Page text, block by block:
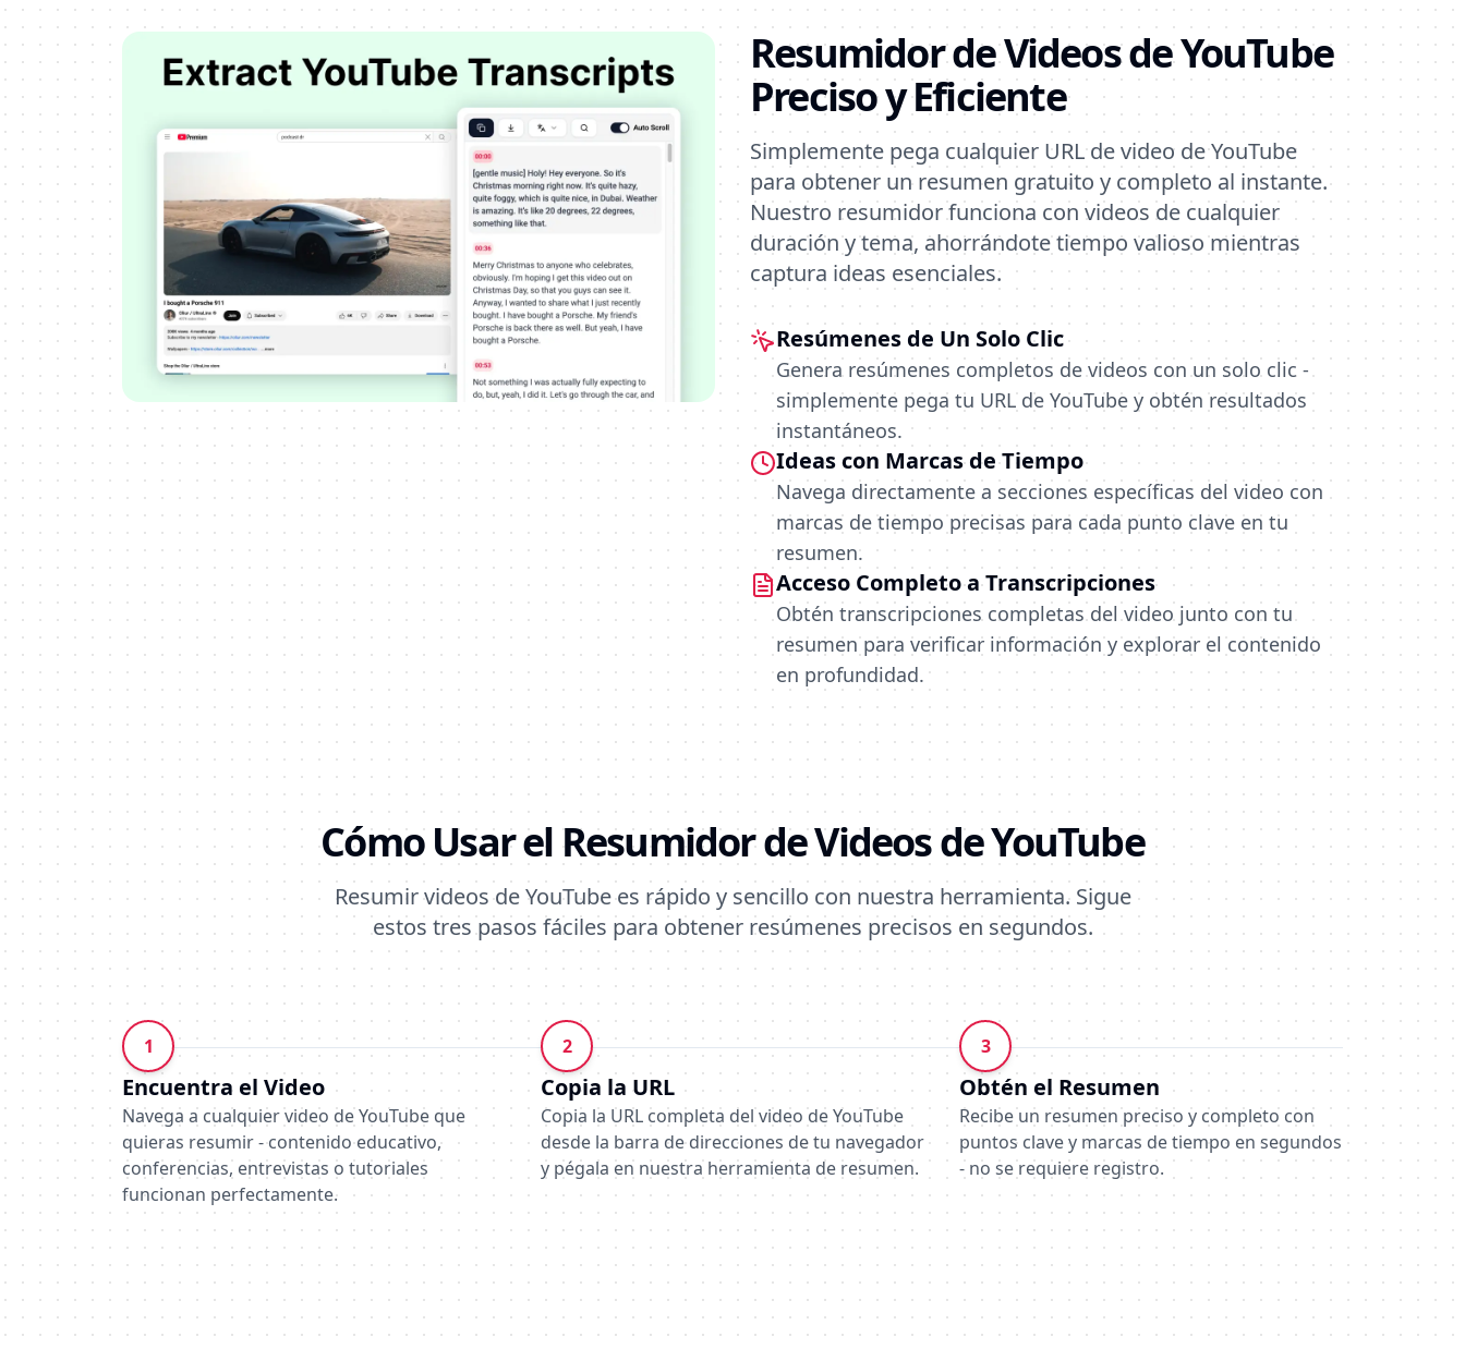
Resumidor de Videos de YouTube
Preciso y Eficiente
Simplemente pega cualquier URL de video de YouTube
para obtener un resumen gratuito y completo al instante.
Nuestro resumidor funciona con videos de cualquier
duración y tema, ahorrándote tiempo valioso mientras
captura ideas esenciales.
Resúmenes de Un Solo Clic
Genera resúmenes completos de videos con un solo clic -
simplemente pega tu URL de YouTube y obtén resultados
instantáneos.
Ideas con Marcas de Tiempo
Navega directamente a secciones específicas del video con
marcas de tiempo precisas para cada punto clave en tu
resumen.
Acceso Completo a Transcripciones
Obtén transcripciones completas del video junto con tu
resumen para verificar información y explorar el contenido
en profundidad.
Cómo Usar el Resumidor de Videos de YouTube
Resumir videos de YouTube es rápido y sencillo con nuestra herramienta. Sigue
estos tres pasos fáciles para obtener resúmenes precisos en segundos.
1
Encuentra el Video
Navega a cualquier video de YouTube que
quieras resumir - contenido educativo,
conferencias, entrevistas o tutoriales
funcionan perfectamente.
2
Copia la URL
Copia la URL completa del video de YouTube
desde la barra de direcciones de tu navegador
y pégala en nuestra herramienta de resumen.
3
Obtén el Resumen
Recibe un resumen preciso y completo con
puntos clave y marcas de tiempo en segundos
- no se requiere registro.